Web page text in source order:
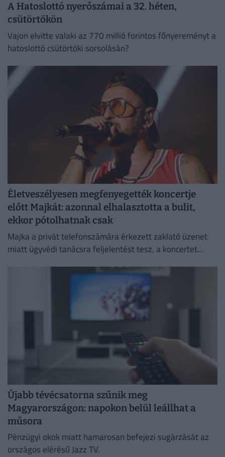
A Hatoslottó nyerőszámai a 32. héten,
csütörtökön
Vajon elvitte valaki az 770 millió forintos főnyereményt a
hatoslottó csütörtöki sorsolásán?
Életveszélyesen megfenyegették koncertje
előtt Majkát: azonnal elhalasztotta a bulit,
ekkor pótolhatnak csak
Majka a privát telefonszámára érkezett zaklató üzenet
miatt ügyvédi tanácsra feljelentést tesz, a koncertet
Újabb tévécsatorna szűnik meg
Magyarországon: napokon belül leállhat a
műsora
Pénzügyi okok miatt hamarosan befejezi sugárzását az
országos elérésű Jazz TV.